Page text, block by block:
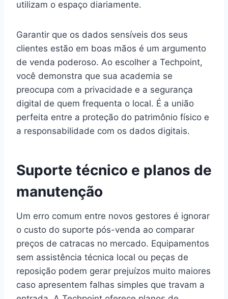
utilizam o espaço diariamente.
Garantir que os dados sensíveis dos seus
clientes estão em boas mãos é um argumento
de venda poderoso. Ao escolher a Techpoint,
você demonstra que sua academia se
preocupa com a privacidade e a segurança
digital de quem frequenta o local. É a união
perfeita entre a proteção do patrimônio físico e
a responsabilidade com os dados digitais.
Suporte técnico e planos de
manutenção
Um erro comum entre novos gestores é ignorar
o custo do suporte pós-venda ao comparar
preços de catracas no mercado. Equipamentos
sem assistência técnica local ou peças de
reposição podem gerar prejuízos muito maiores
caso apresentem falhas simples que travam a